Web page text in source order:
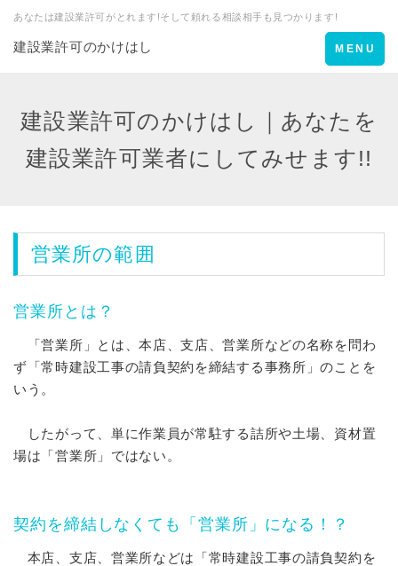
あなたは建設業許可がとれます!そして頼れる相談相手も見つかります!
建設業許可のかけはし
Toggle
navigation
MENU
建設業許可のかけはし｜あなたを
建設業許可業者にしてみせます!!
営業所の範囲
営業所とは？
「営業所」とは、本店、支店、営業所などの名称を問わ
ず「常時建設工事の請負契約を締結する事務所」のことを
いう。
したがって、単に作業員が常駐する詰所や土場、資材置
場は「営業所」ではない。
契約を締結しなくても「営業所」になる！？
本店、支店、営業所などは「常時建設工事の請負契約を